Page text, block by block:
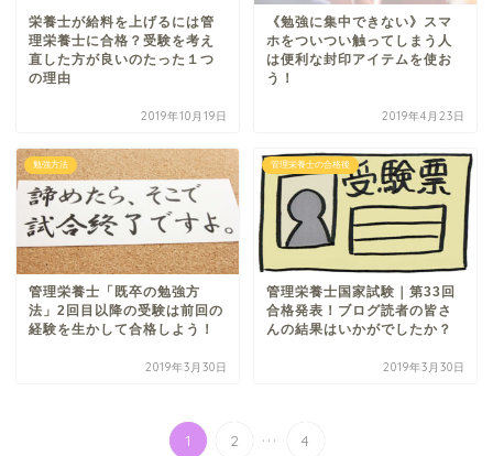
栄養士が給料を上げるには管
理栄養士に合格？受験を考え
直した方が良いのたった１つ
の理由
2019年10月19日
《勉強に集中できない》スマ
ホをついつい触ってしまう人
は便利な封印アイテムを使お
う！
2019年4月23日
勉強方法
管理栄養士「既卒の勉強方
法」2回目以降の受験は前回の
経験を生かして合格しよう！
2019年3月30日
管理栄養士の合格後
管理栄養士国家試験｜第33回
合格発表！ブログ読者の皆さ
んの結果はいかがでしたか？
2019年3月30日
1 2 ... 4